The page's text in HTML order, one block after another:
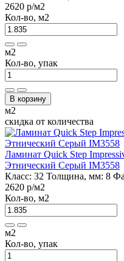
2620 р/м2
Кол-во, м2
м2
Кол-во, упак
В корзину
м2
скидка от количества
Ламинат Quick Step
Этнический Серый IM3558
Класс: 32 Толщина, мм: 8
2620 р/м2
Кол-во, м2
м2
Кол-во, упак